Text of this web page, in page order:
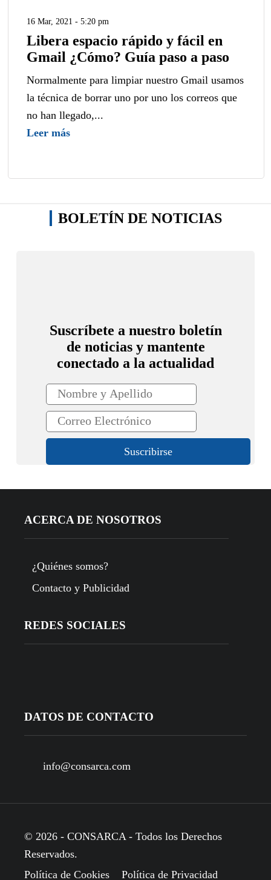
16 Mar, 2021 - 5:20 pm
Libera espacio rápido y fácil en
Gmail ¿Cómo? Guía paso a paso
Normalmente para limpiar nuestro Gmail usamos
la técnica de borrar uno por uno los correos que
no han llegado,...
Leer más
BOLETÍN DE NOTICIAS
Suscríbete a nuestro boletín
de noticias y mantente
conectado a la actualidad
ACERCA DE NOSOTROS
¿Quiénes somos?
Contacto y Publicidad
REDES SOCIALES
DATOS DE CONTACTO
info@consarca.com
© 2026 - CONSARCA - Todos los Derechos
Reservados.
Política de Cookies
Política de Privacidad